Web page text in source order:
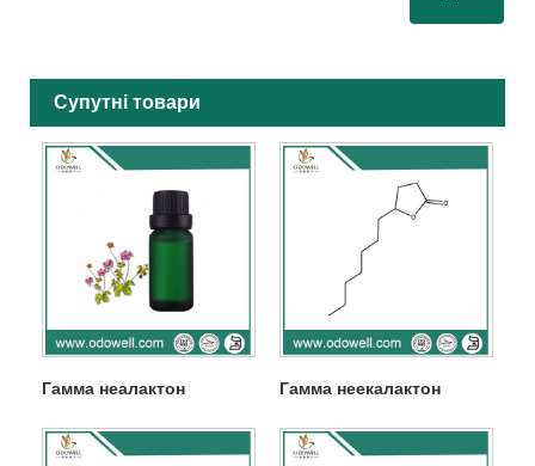
Супутні товари
Гамма неалактон Гамма неекалактон